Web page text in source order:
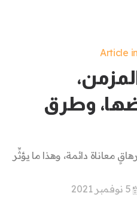
وطرق
معاناة دائمة، وهذا ما يؤثِّر
5 نوفمبر 2021